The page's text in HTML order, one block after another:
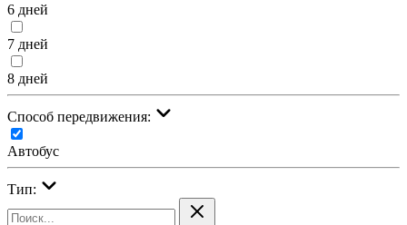
6 дней
7 дней
8 дней
Cпособ передвижения:
Автобус
Тип: